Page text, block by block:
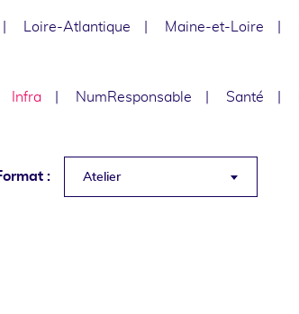
Loire-Atlantique Maine-et-Loire
Infra NumResponsable Santé
: Atelier